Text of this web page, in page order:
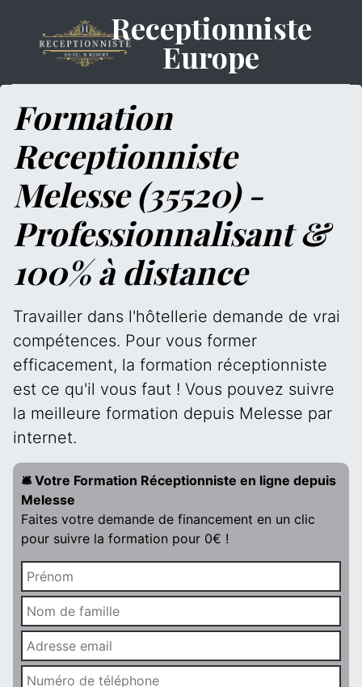
Receptionniste
Europe
Formation
Receptionniste
Melesse (35520) -
Professionnalisant &
100% à distance
Travailler dans l'hôtellerie demande de vrai
compétences. Pour vous former
efficacement, la formation réceptionniste
est ce qu'il vous faut ! Vous pouvez suivre
la meilleure formation depuis Melesse par
internet.
🛎️ Votre Formation Réceptionniste en ligne depuis
Melesse
Faites votre demande de financement en un clic
pour suivre la formation pour 0€ !